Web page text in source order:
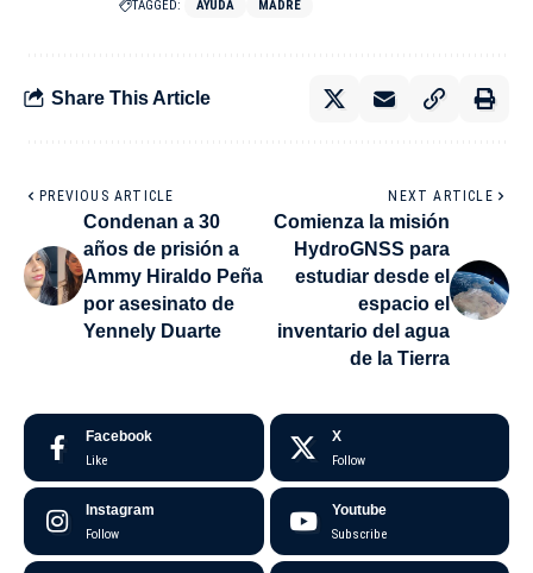
TAGGED: AYUDA MADRE
Share This Article
PREVIOUS ARTICLE
Condenan a 30
años de prisión a
Ammy Hiraldo Peña
por asesinato de
Yennely Duarte
NEXT ARTICLE
Comienza la misión
HydroGNSS para
estudiar desde el
espacio el
inventario del agua
de la Tierra
Facebook
Like
X
Follow
Instagram
Follow
Youtube
Subscribe